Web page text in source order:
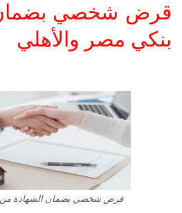
قرض شخصي بضمان
بنكي مصر والأهلي
قرض شخصي بضمان الشهادة من